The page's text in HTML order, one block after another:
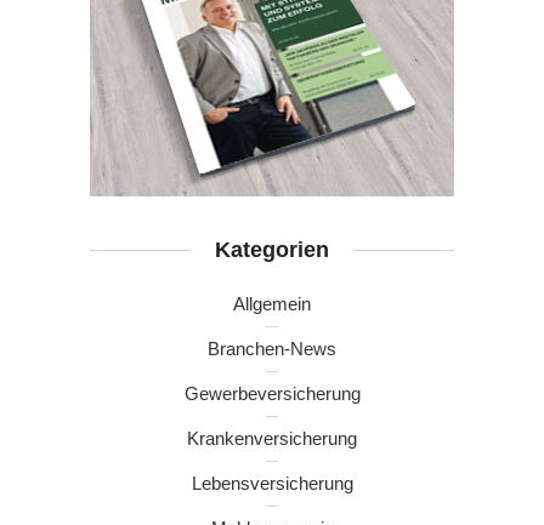
Kategorien
Allgemein
Branchen-News
Gewerbeversicherung
Krankenversicherung
Lebensversicherung